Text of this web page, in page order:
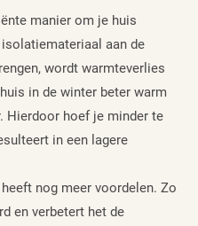
manier om je huis
aan de
wordt warmteverlies
in de winter beter warm
Hierdoor hoef je minder te
in een lagere
nog meer voordelen. Zo
en verbetert het de